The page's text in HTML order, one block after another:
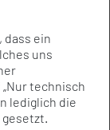
dass ein
uns
technisch
lediglich die